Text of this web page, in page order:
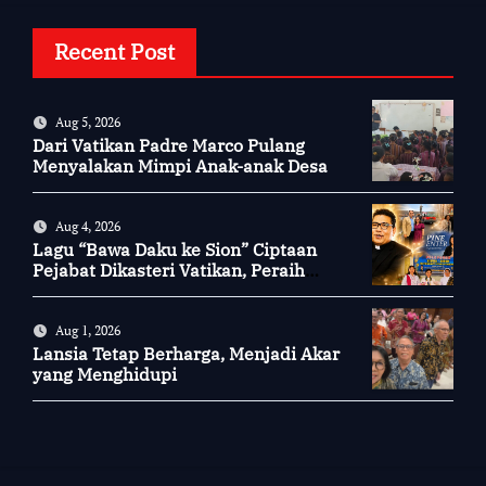
Recent Post
Aug 5, 2026
Dari Vatikan Padre Marco Pulang
Menyalakan Mimpi Anak-anak Desa
Aug 4, 2026
Lagu “Bawa Daku ke Sion” Ciptaan
Pejabat Dikasteri Vatikan, Peraih
Aug 1, 2026
Lansia Tetap Berharga, Menjadi Akar
yang Menghidupi